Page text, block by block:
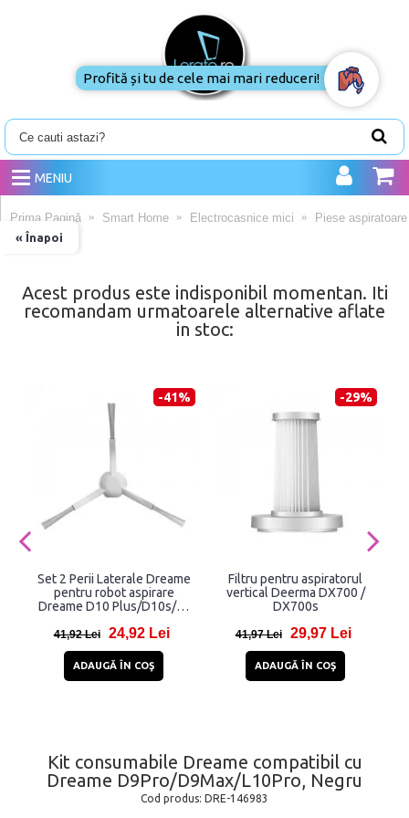
MENIU
« Înapoi
Prima Pagină Smart Home Electrocasnice mici Piese aspiratoare
Acest produs este indisponibil momentan. Iti
recomandam urmatoarele alternative aflate
in stoc:
-41%
Set 2 Perii Laterale Dreame
pentru robot aspirare
Dreame D10 Plus/D10s/F9
41,92 Lei 24,92 Lei
ADAUGĂ ÎN COŞ
-29%
Filtru pentru aspiratorul
vertical Deerma DX700 /
DX700s
41,97 Lei 29,97 Lei
ADAUGĂ ÎN COŞ
Kit consumabile Dreame compatibil cu
Dreame D9Pro/D9Max/L10Pro, Negru
Cod produs: DRE-146983
Profită și tu de cele mai mari reduceri!